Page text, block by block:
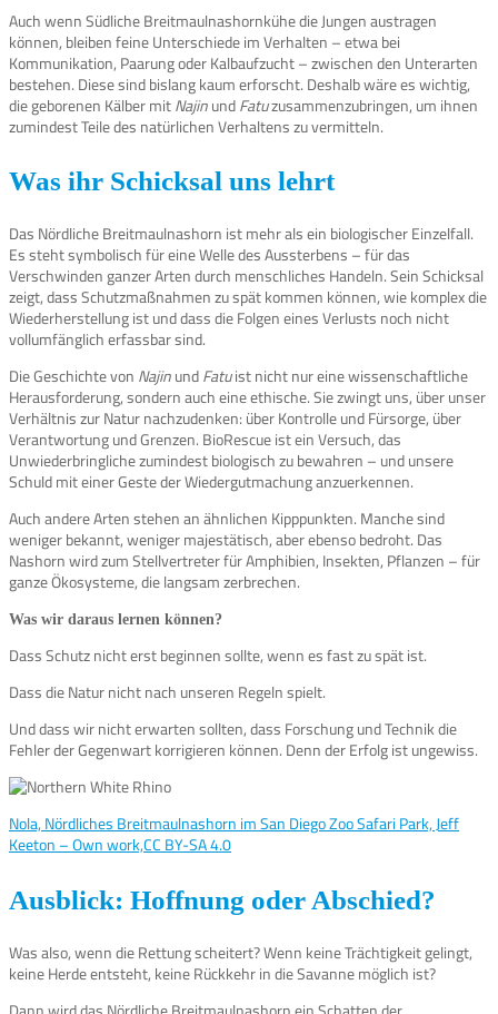
Auch wenn Südliche Breitmaulnashornkühe die Jungen austragen
können, bleiben feine Unterschiede im Verhalten – etwa bei
Kommunikation, Paarung oder Kalbaufzucht – zwischen den Unterarten
bestehen. Diese sind bislang kaum erforscht. Deshalb wäre es wichtig,
die geborenen Kälber mitNajinundFatuzusammenzubringen, um ihnen
zumindest Teile des natürlichen Verhaltens zu vermitteln.
Was ihr Schicksal uns lehrt
Das Nördliche Breitmaulnashorn ist mehr als ein biologischer Einzelfall.
Es steht symbolisch für eine Welle des Aussterbens – für das
Verschwinden ganzer Arten durch menschliches Handeln. Sein Schicksal
zeigt, dass Schutzmaßnahmen zu spät kommen können, wie komplex die
Wiederherstellung ist und dass die Folgen eines Verlusts noch nicht
vollumfänglich erfassbar sind.
Die Geschichte vonNajinundFatuist nicht nur eine wissenschaftliche
Herausforderung, sondern auch eine ethische. Sie zwingt uns, über unser
Verhältnis zur Natur nachzudenken: über Kontrolle und Fürsorge, über
Verantwortung und Grenzen. BioRescue ist ein Versuch, das
Unwiederbringliche zumindest biologisch zu bewahren – und unsere
Schuld mit einer Geste der Wiedergutmachung anzuerkennen.
Auch andere Arten stehen an ähnlichen Kipppunkten. Manche sind
weniger bekannt, weniger majestätisch, aber ebenso bedroht. Das
Nashorn wird zum Stellvertreter für Amphibien, Insekten, Pflanzen – für
ganze Ökosysteme, die langsam zerbrechen.
Was wir daraus lernen können?
Dass Schutz nicht erst beginnen sollte, wenn es fast zu spät ist.
Dass die Natur nicht nach unseren Regeln spielt.
Und dass wir nicht erwarten sollten, dass Forschung und Technik die
Fehler der Gegenwart korrigieren können. Denn der Erfolg ist ungewiss.
Nola, Nördliches Breitmaulnashorn im San Diego Zoo Safari Park, Jeff
Keeton – Own work,CC BY-SA 4.0
Ausblick: Hoffnung oder Abschied?
Was also, wenn die Rettung scheitert? Wenn keine Trächtigkeit gelingt,
keine Herde entsteht, keine Rückkehr in die Savanne möglich ist?